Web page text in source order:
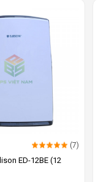
(7)
ED-12BE (12